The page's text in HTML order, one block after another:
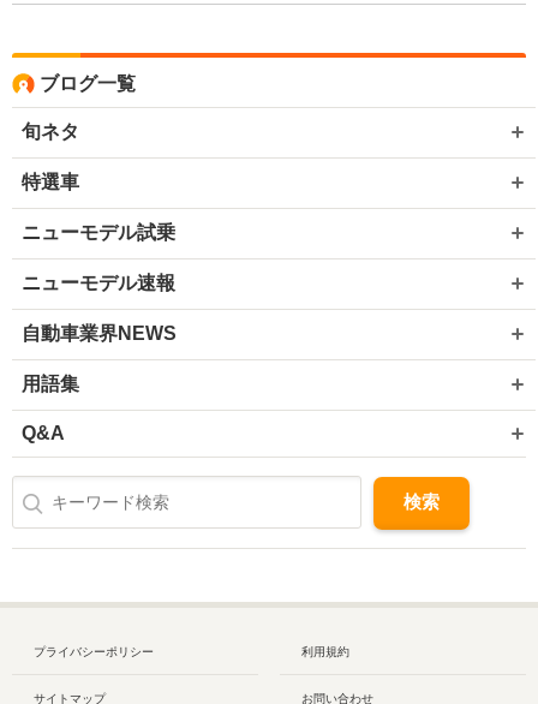
ブログ一覧
旬ネタ
特選車
ニューモデル試乗
ニューモデル速報
自動車業界NEWS
用語集
Q&A
プライバシーポリシー 利用規約
サイトマップ お問い合わせ